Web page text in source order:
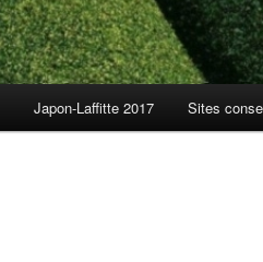
Japon-Laffitte 2017 Sites